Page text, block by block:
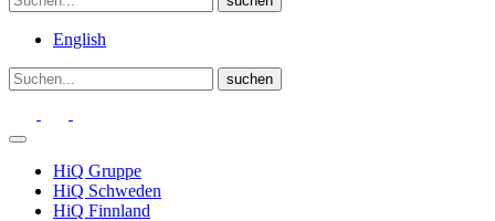
English
HiQ Gruppe
HiQ Schweden
HiQ Finnland